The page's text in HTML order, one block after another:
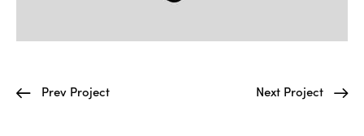
Prev Project Next Project